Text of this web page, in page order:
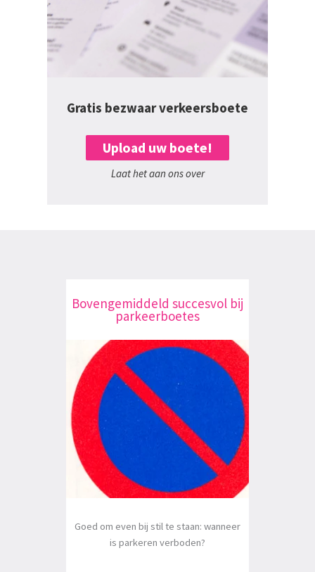
Gratis bezwaar verkeersboete
Upload uw boete!
Laat het aan ons over
Bovengemiddeld succesvol bij
parkeerboetes
Goed om even bij stil te staan: wanneer
is parkeren verboden?